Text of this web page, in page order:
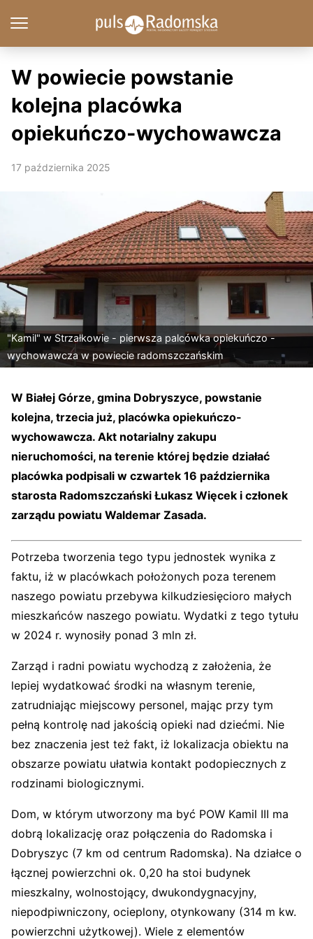
W powiecie powstanie
kolejna placówka
opiekuńczo-wychowawcza
17 października 2025
"Kamil" w Strzałkowie - pierwsza palcówka opiekuńczo -
wychowawcza w powiecie radomszczańskim
W Białej Górze, gmina Dobryszyce, powstanie
kolejna, trzecia już, placówka opiekuńczo-
wychowawcza. Akt notarialny zakupu
nieruchomości, na terenie której będzie działać
placówka podpisali w czwartek 16 października
starosta Radomszczański Łukasz Więcek i członek
zarządu powiatu Waldemar Zasada.
Potrzeba tworzenia tego typu jednostek wynika z
faktu, iż w placówkach położonych poza terenem
naszego powiatu przebywa kilkudziesięcioro małych
mieszkańców naszego powiatu. Wydatki z tego tytułu
w 2024 r. wynosiły ponad 3 mln zł.
Zarząd i radni powiatu wychodzą z założenia, że
lepiej wydatkować środki na własnym terenie,
zatrudniając miejscowy personel, mając przy tym
pełną kontrolę nad jakością opieki nad dziećmi. Nie
bez znaczenia jest też fakt, iż lokalizacja obiektu na
obszarze powiatu ułatwia kontakt podopiecznych z
rodzinami biologicznymi.
Dom, w którym utworzony ma być POW Kamil III ma
dobrą lokalizację oraz połączenia do Radomska i
Dobryszyc (7 km od centrum Radomska). Na działce o
łącznej powierzchni ok. 0,20 ha stoi budynek
mieszkalny, wolnostojący, dwukondygnacyjny,
niepodpiwniczony, ocieplony, otynkowany (314 m kw.
powierzchni użytkowej). Wiele z elementów